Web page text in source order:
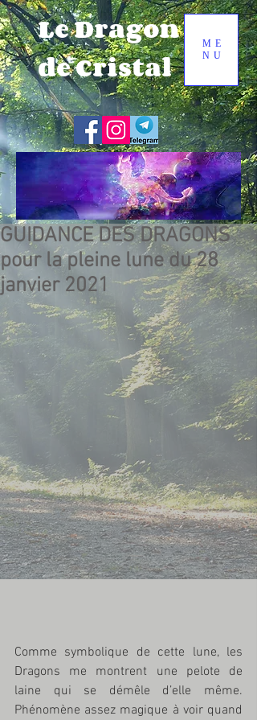
Le Dragon
de Cristal
ME
NU
GUIDANCE DES DRAGONS
pour la pleine lune du 28
janvier 2021
Comme symbolique de cette lune, les
Dragons me montrent une pelote de
laine qui se démêle d’elle même.
Phénomène assez magique à voir quand